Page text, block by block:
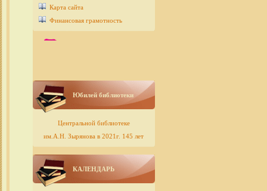
Карта сайта
Финансовая грамотность
Юбилей библиотеки
Центральной библиотеке
им.А.Н. Зырянова в 2021г. 145 лет
КАЛЕНДАРЬ